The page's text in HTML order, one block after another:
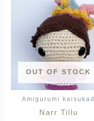
OUT OF STOCK
Amigurumi kaisukad
Narr Tillu